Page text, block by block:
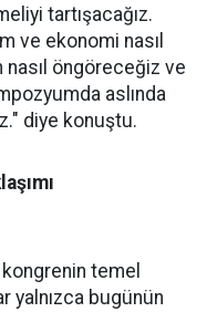
tartışacağız.
ve ekonomi nasıl
öngöreceğiz ve
aslında
diye konuştu.
temel
yalnızca bugünün